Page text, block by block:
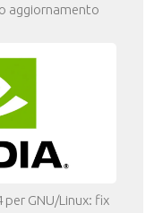
aggiornamento
per GNU/Linux: fix